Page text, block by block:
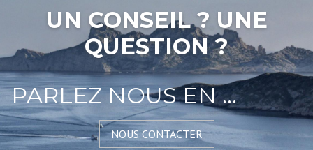
UN CONSEIL ? UNE
QUESTION ?
PARLEZ NOUS EN ...
NOUS CONTACTER